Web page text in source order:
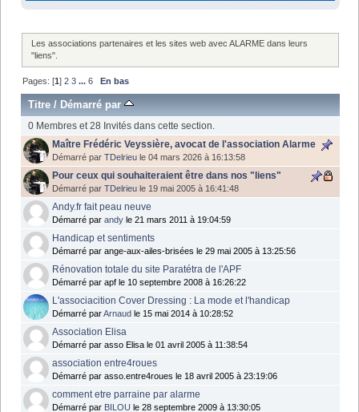
Les associations partenaires et les sites web avec ALARME dans leurs
"liens".
Pages: [1]2 3 ...6 En bas
Titre /Démarré par
0 Membres et 28 Invités dans cette section.
Maître Frédéric Veyssière, avocat de l'association Alarme
Démarré par TDelrieu le 04 mars 2026 à 16:13:58
Pour ceux qui souhaiteraient être dans nos "liens"
Démarré par TDelrieu le 19 mai 2005 à 16:41:48
Andy.fr fait peau neuve
Démarré par andy le 21 mars 2011 à 19:04:59
Handicap et sentiments
Démarré par ange-aux-ailes-brisées le 29 mai 2005 à 13:25:56
Rénovation totale du site Paratétra de l'APF
Démarré par apf le 10 septembre 2008 à 16:26:22
L'associacition Cover Dressing : La mode et l'handicap
Démarré parArnaud le 15 mai 2014 à 10:28:52
Association Elisa
Démarré par asso Elisa le 01 avril 2005 à 11:38:54
association entre4roues
Démarré par asso.entre4roues le 18 avril 2005 à 23:19:06
comment etre parraine par alarme
Démarré par BILOU le 28 septembre 2009 à 13:30:05